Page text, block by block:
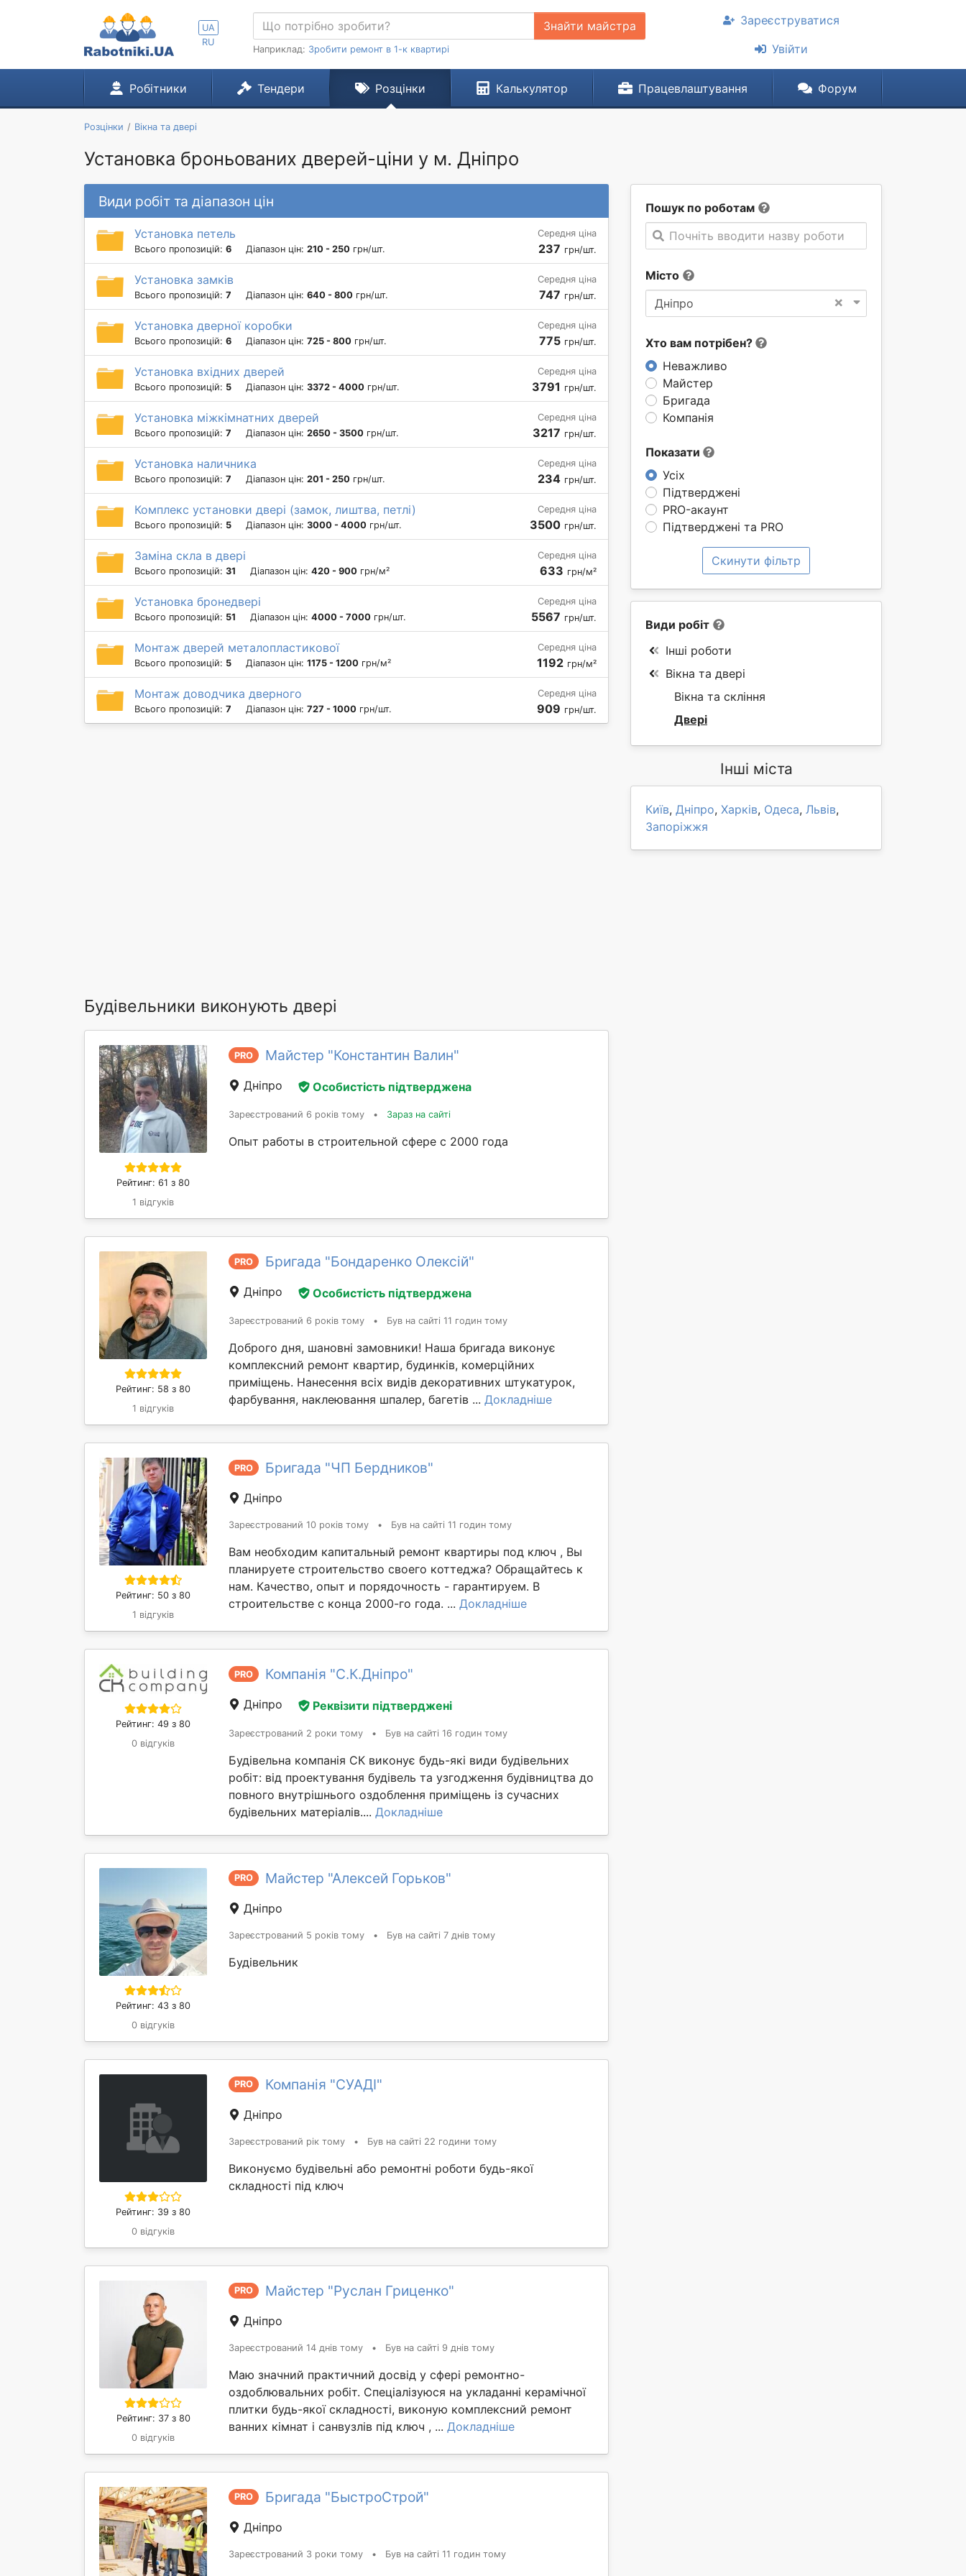
UA
RU
Знайти майстра
Наприклад: Зробити ремонт в 1-к квартирі
Зареєструватися
Увійти
Робітники Тендери Розцінки Калькулятор Працевлаштування Форум
Розцінки Вікна та двері
Установка броньованих дверей-ціни у м. Дніпро
Пошук по роботам
Почніть вводити назву роботи
Місто
×
Дніпро
Хто вам потрібен?
Неважливо
Майстер
Бригада
Компанія
Показати
Усіх
Підтверджені
PRO-акаунт
Підтверджені та PRO
Скинути фільтр
Види робіт та діапазон цін
Установка петель
Всього пропозицій: 6 Діапазон цін: 210 - 250 грн/шт.
Середня ціна
237 грн/шт.
Установка замків
Всього пропозицій: 7 Діапазон цін: 640 - 800 грн/шт.
Середня ціна
747 грн/шт.
Установка дверної коробки
Всього пропозицій: 6 Діапазон цін: 725 - 800 грн/шт.
Середня ціна
775 грн/шт.
Установка вхідних дверей
Всього пропозицій: 5 Діапазон цін: 3372 - 4000 грн/шт.
Середня ціна
3791 грн/шт.
Установка міжкімнатних дверей
Всього пропозицій: 7 Діапазон цін: 2650 - 3500 грн/шт.
Середня ціна
3217 грн/шт.
Установка наличника
Всього пропозицій: 7 Діапазон цін: 201 - 250 грн/шт.
Середня ціна
234 грн/шт.
Комплекс установки двері (замок, лиштва, петлі)
Всього пропозицій: 5 Діапазон цін: 3000 - 4000 грн/шт.
Середня ціна
3500 грн/шт.
Заміна скла в двері
Всього пропозицій: 31 Діапазон цін: 420 - 900 грн/м²
Середня ціна
633 грн/м²
Установка бронедвері
Всього пропозицій: 51 Діапазон цін: 4000 - 7000 грн/шт.
Середня ціна
5567 грн/шт.
Монтаж дверей металопластикової
Всього пропозицій: 5 Діапазон цін: 1175 - 1200 грн/м²
Середня ціна
1192 грн/м²
Монтаж доводчика дверного
Всього пропозицій: 7 Діапазон цін: 727 - 1000 грн/шт.
Середня ціна
909 грн/шт.
Будівельники виконують двері
Рейтинг: 61 з 80
1 відгуків
PRO Майстер "Константин Валин"
Дніпро Особистість підтверджена
Зареєстрований 6 років тому • Зараз на сайті
Опыт работы в строительной сфере с 2000 года
Рейтинг: 58 з 80
1 відгуків
PRO Бригада "Бондаренко Олексій"
Дніпро Особистість підтверджена
Зареєстрований 6 років тому • Був на сайті 11 годин тому
Доброго дня, шановні замовники! Наша бригада виконує
комплексний ремонт квартир, будинків, комерційних
приміщень. Нанесення всіх видів декоративних штукатурок,
фарбування, наклеювання шпалер, багетів ... Докладніше
Рейтинг: 50 з 80
1 відгуків
PRO Бригада "ЧП Бердников"
Дніпро
Зареєстрований 10 років тому • Був на сайті 11 годин тому
Вам необходим капитальный ремонт квартиры под ключ , Вы
планируете строительство своего коттеджа? Обращайтесь к
нам. Качество, опыт и порядочность - гарантируем. В
строительстве с конца 2000-го года. ... Докладніше
Рейтинг: 49 з 80
0 відгуків
PRO Компанія "С.К.Дніпро"
Дніпро Реквізити підтверджені
Зареєстрований 2 роки тому • Був на сайті 16 годин тому
Будівельна компанія СК виконує будь-які види будівельних
робіт: від проектування будівель та узгодження будівництва до
повного внутрішнього оздоблення приміщень із сучасних
будівельних матеріалів.... Докладніше
Рейтинг: 43 з 80
0 відгуків
PRO Майстер "Алексей Горьков"
Дніпро
Зареєстрований 5 років тому • Був на сайті 7 днів тому
Будівельник
Рейтинг: 39 з 80
0 відгуків
PRO Компанія "СУАДІ"
Дніпро
Зареєстрований рік тому • Був на сайті 22 години тому
Виконуємо будівельні або ремонтні роботи будь-якої
складності під ключ
Рейтинг: 37 з 80
0 відгуків
PRO Майстер "Руслан Гриценко"
Дніпро
Зареєстрований 14 днів тому • Був на сайті 9 днів тому
Маю значний практичний досвід у сфері ремонтно-
оздоблювальних робіт. Спеціалізуюся на укладанні керамічної
плитки будь-якої складності, виконую комплексний ремонт
ванних кімнат і санвузлів під ключ , ... Докладніше
PRO Бригада "БыстроСтрой"
Дніпро
Зареєстрований 3 роки тому • Був на сайті 11 годин тому
Види робіт
Інші роботи
Вікна та двері
Вікна та скління
Двері
Інші міста
Київ, Дніпро, Харків, Одеса, Львів,
Запоріжжя